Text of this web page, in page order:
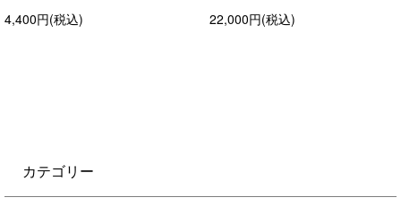
4,400円(税込)
22,000円(税込)
カテゴリー